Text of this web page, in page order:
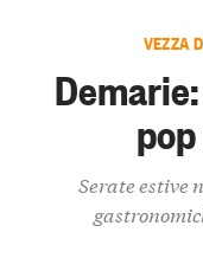
VEZZA
Serate estive